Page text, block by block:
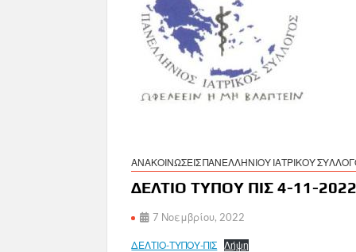
ΑΝΑΚΟΙΝΩΣΕΙΣ ΠΑΝΕΛΛΗΝΙΟΥ ΙΑΤΡΙΚΟΥ
ΔΕΛΤΙΟ ΤΥΠΟΥ ΠΙΣ 4-11-2022
7 Νοεμβρίου, 2022
ΔΕΛΤΙΟ-ΤΥΠΟΥ-ΠΙΣ Λήψη